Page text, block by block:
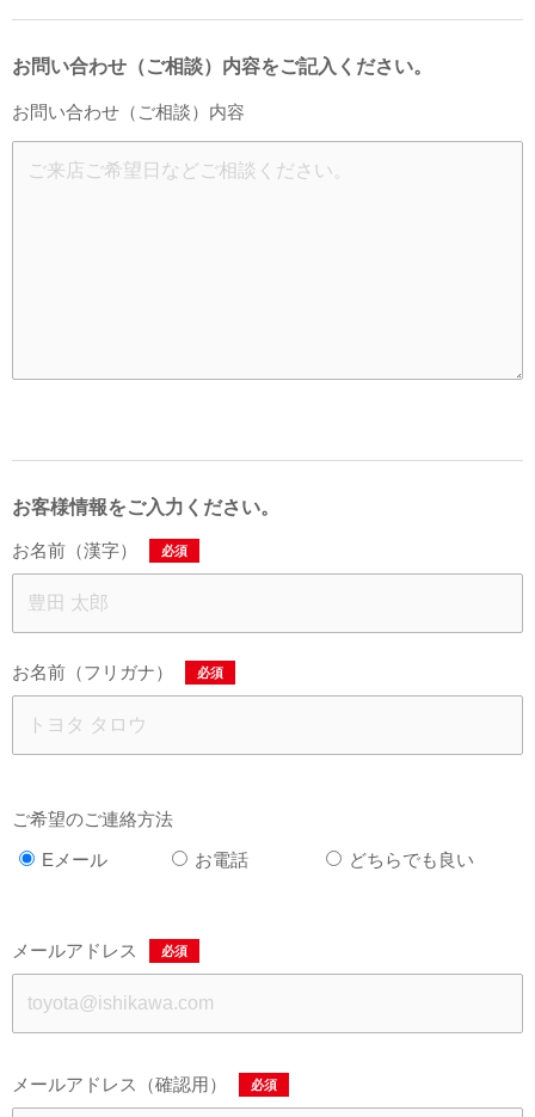
お問い合わせ（ご相談）内容をご記入ください。
お問い合わせ（ご相談）内容
お客様情報をご入力ください。
お名前（漢字） 必須
お名前（フリガナ） 必須
ご希望のご連絡方法
Eメール
お電話 どちらでも良い
メールアドレス 必須
メールアドレス（確認用） 必須